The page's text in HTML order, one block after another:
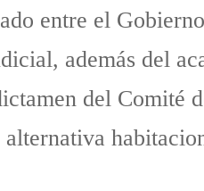
entre el
además del
del Comité